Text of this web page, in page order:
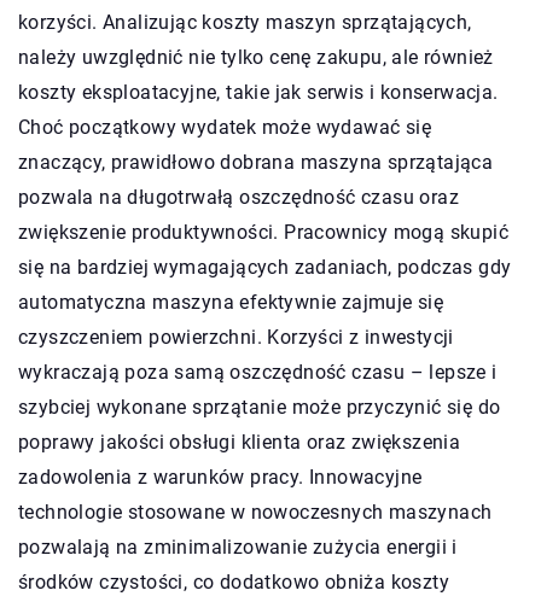
korzyści. Analizując koszty maszyn sprzątających,
należy uwzględnić nie tylko cenę zakupu, ale również
koszty eksploatacyjne, takie jak serwis i konserwacja.
Choć początkowy wydatek może wydawać się
znaczący, prawidłowo dobrana maszyna sprzątająca
pozwala na długotrwałą oszczędność czasu oraz
zwiększenie produktywności. Pracownicy mogą skupić
się na bardziej wymagających zadaniach, podczas gdy
automatyczna maszyna efektywnie zajmuje się
czyszczeniem powierzchni. Korzyści z inwestycji
wykraczają poza samą oszczędność czasu – lepsze i
szybciej wykonane sprzątanie może przyczynić się do
poprawy jakości obsługi klienta oraz zwiększenia
zadowolenia z warunków pracy. Innowacyjne
technologie stosowane w nowoczesnych maszynach
pozwalają na zminimalizowanie zużycia energii i
środków czystości, co dodatkowo obniża koszty